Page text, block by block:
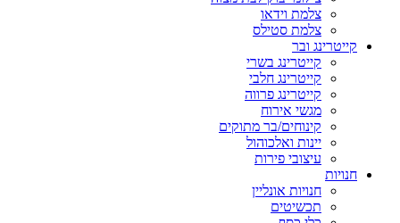
צלמת וידאו
צלמת סטילס
קייטרינג ובר
קייטרינג בשרי
קייטרינג חלבי
קייטרינג פרווה
מגשי אירוח
קינוחים/בר מתוקים
יינות ואלכוהול
עיצובי פירות
חנויות
חנויות אונליין
תכשיטים